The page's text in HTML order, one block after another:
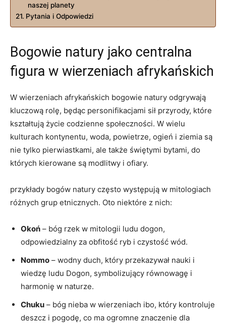
naszej planety
Pytania i Odpowiedzi
Bogowie natury jako centralna
figura w wierzeniach afrykańskich
W wierzeniach afrykańskich bogowie natury odgrywają
kluczową rolę, będąc personifikacjami sił przyrody, które
kształtują życie codzienne społeczności. W wielu
kulturach kontynentu, woda, powietrze, ogień i ziemia są
nie tylko pierwiastkami, ale także świętymi bytami, do
których kierowane są modlitwy i ofiary.
przykłady bogów natury często występują w mitologiach
różnych grup etnicznych. Oto niektóre z nich:
Okoń – bóg rzek w mitologii ludu dogon,
odpowiedzialny za obfitość ryb i czystość wód.
Nommo – wodny duch, który przekazywał nauki i
wiedzę ludu Dogon, symbolizujący równowagę i
harmonię w naturze.
Chuku – bóg nieba w wierzeniach ibo, który kontroluje
deszcz i pogodę, co ma ogromne znaczenie dla